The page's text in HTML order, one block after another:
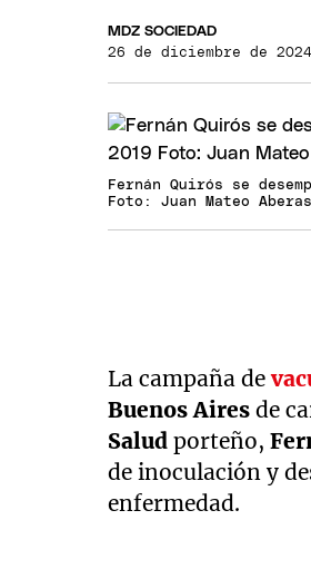
MDZ SOCIEDAD
26 de diciembre de
Fernán Quirós se
Foto: Juan Mateo
La campaña de
Buenos Aires de
Salud porteño,
de inoculación y
enfermedad.